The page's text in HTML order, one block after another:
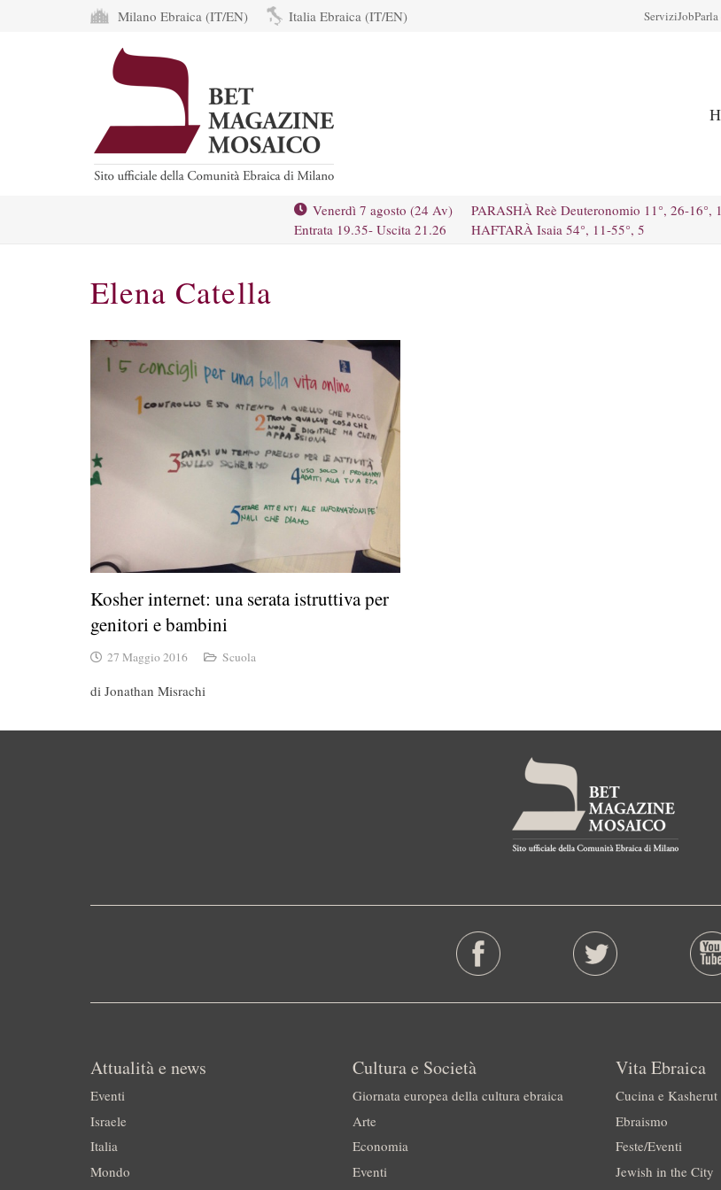
Milano Ebraica (IT/EN) Italia Ebraica (IT/EN) ServiziJob
Venerdì 7 agosto (24 Av)
Entrata 19.35- Uscita 21.26
PARASHÀ Reè Deuteronomio 11°, 26-16°,
HAFTARÀ Isaia 54°, 11-55°, 5
Elena Catella
Kosher internet: una serata istruttiva per
genitori e bambini
27 Maggio 2016 Scuola
di Jonathan Misrachi
Attualità e news
Eventi
Israele
Italia
Mondo
Cultura e Società
Giornata europea della cultura ebraica
Arte
Economia
Eventi
Vita Ebraica
Cucina e Kasherut
Ebraismo
Feste/Eventi
Jewish in the City